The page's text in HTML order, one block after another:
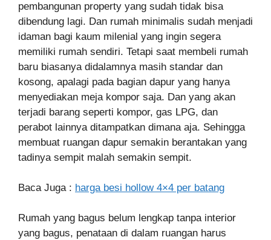
pembangunan property yang sudah tidak bisa
dibendung lagi. Dan rumah minimalis sudah menjadi
idaman bagi kaum milenial yang ingin segera
memiliki rumah sendiri. Tetapi saat membeli rumah
baru biasanya didalamnya masih standar dan
kosong, apalagi pada bagian dapur yang hanya
menyediakan meja kompor saja. Dan yang akan
terjadi barang seperti kompor, gas LPG, dan
perabot lainnya ditampatkan dimana aja. Sehingga
membuat ruangan dapur semakin berantakan yang
tadinya sempit malah semakin sempit.
Baca Juga : harga besi hollow 4×4 per batang
Rumah yang bagus belum lengkap tanpa interior
yang bagus, penataan di dalam ruangan harus